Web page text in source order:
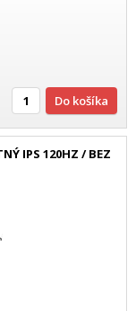
Do košíka
IPS 120HZ / BEZ